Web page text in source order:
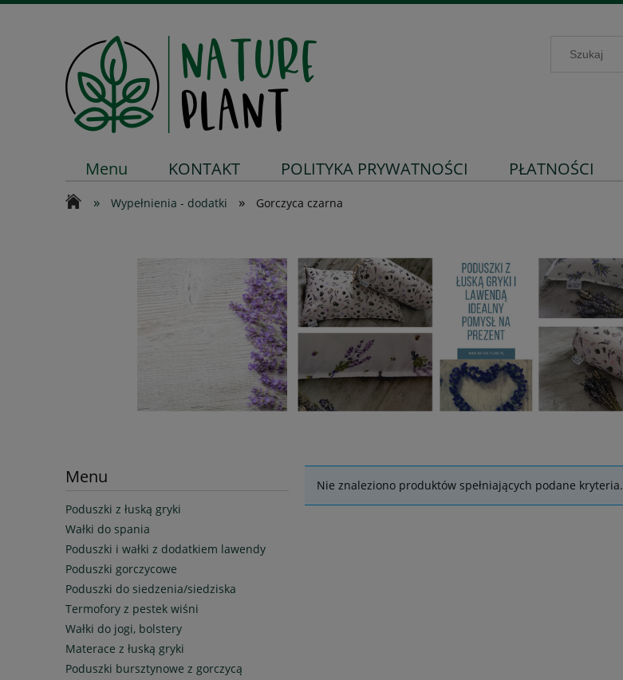
Menu KONTAKT POLITYKA PRYWATNOŚCI PŁATNOŚCI
» Wypełnienia - dodatki » Gorczyca czarna
Menu
Poduszki z łuską gryki
Wałki do spania
Poduszki i wałki z dodatkiem lawendy
Poduszki gorczycowe
Poduszki do siedzenia/siedziska
Termofory z pestek wiśni
Wałki do jogi, bolstery
Materace z łuską gryki
Poduszki bursztynowe z gorczycą
Nie znaleziono produktów spełniających podane kryteria.